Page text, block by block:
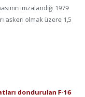
imzalandığı 1979
askeri olmak üzere 1,5
dondurulan F-16